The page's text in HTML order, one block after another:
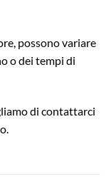
possono variare
o dei tempi di
di contattarci